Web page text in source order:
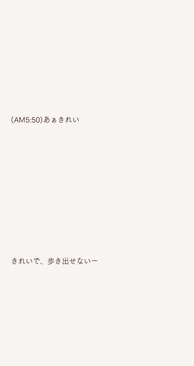
(AM5:50)あぁきれい
きれいで、歩き出せないー